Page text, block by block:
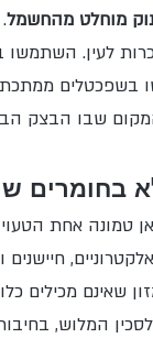
מוחלט מהחשמל
לעין. השתמשו
ממתכת
שבו הבצק
טמונה אחת
מכילים
המלוש,